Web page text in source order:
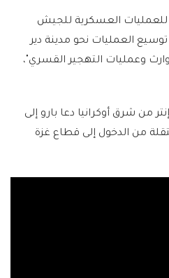
العسكرية للجيش
توسيع العمليات نحو مدينة دير
وعمليات التهجير القسري"،
من شرق أوكرانيا دعا بارو إلى
من الدخول إلى قطاع غزة